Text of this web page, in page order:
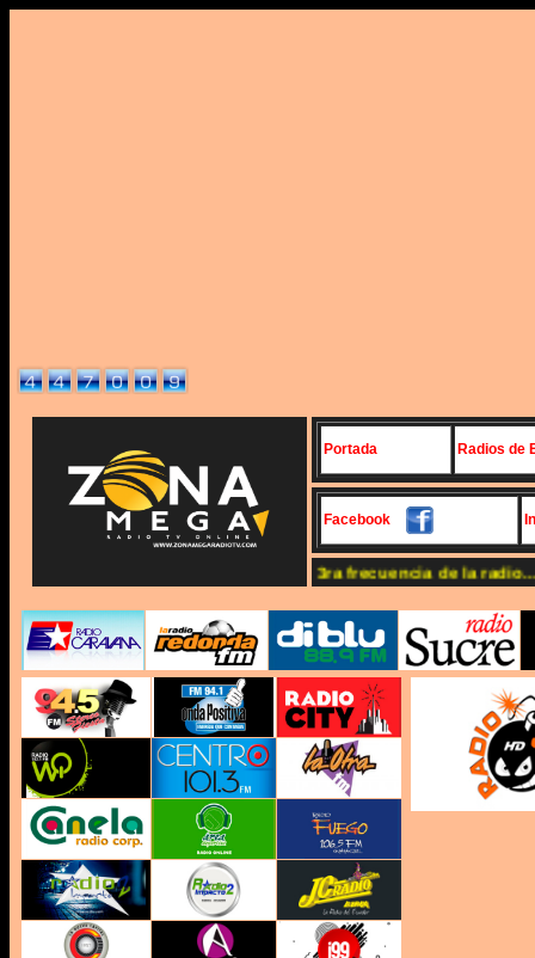
Portada Radios de
Facebook
Somos la 3ra frecuencia de la radio...!